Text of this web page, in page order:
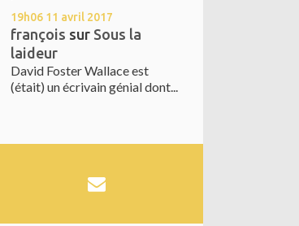
19h06 11 avril 2017
françois sur Sous la
laideur
David Foster Wallace est
(était) un écrivain génial dont...